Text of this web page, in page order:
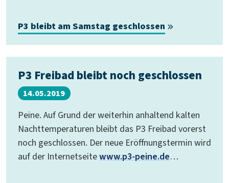
P3 bleibt am Samstag geschlossen
P3 Freibad bleibt noch geschlossen
14.05.2019
Peine. Auf Grund der weiterhin anhaltend kalten
Nachttemperaturen bleibt das P3 Freibad vorerst
noch geschlossen. Der neue Eröffnungstermin wird
auf der Internetseitewww.p3-peine.de…